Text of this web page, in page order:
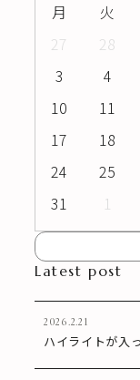
月
火
27
28
3
4
10
11
17
18
24
25
31
1
Latest post
2026.2.21
ハイライトが入